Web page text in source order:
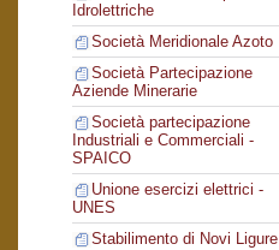
Idrolettriche
Società Meridionale Azoto
Società Partecipazione
Aziende Minerarie
Società partecipazione
Industriali e Commerciali -
SPAICO
Unione esercizi elettrici -
UNES
Stabilimento di Novi Ligure